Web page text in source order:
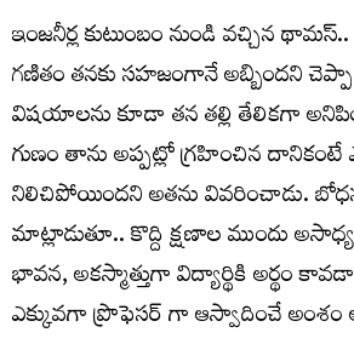
ఇంజనీర్ల కుటుంబం నుండి వచ్చిన
గణితం తనకు సహజంగానే అబ్బిందని
విషయాలను కూడా తన తల్లి తేలికగా
గుణం తాను అప్పట్లో గ్రహించిన
నిలిచిపోయిందని అతను వివరించాడు.
మాట్లాడుతూ.. కొద్ది క్షణాల ముందు
భావన, అకస్మాత్తుగా విద్యార్థికి అర్థం
ఎక్కువగా ప్రొఫెసర్ గా ఆస్వాదించే